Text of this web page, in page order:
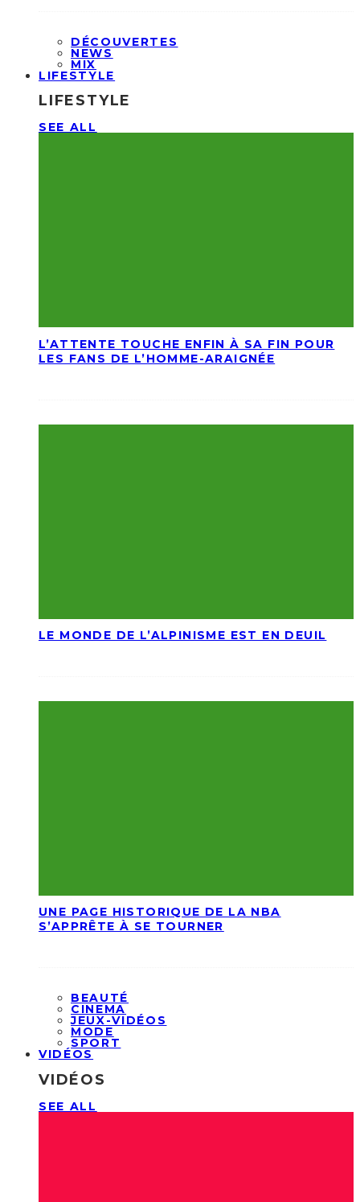
DÉCOUVERTES
NEWS
MIX
LIFESTYLE
LIFESTYLE
SEE ALL
L’ATTENTE TOUCHE ENFIN À SA FIN POUR
LES FANS DE L’HOMME-ARAIGNÉE
LE MONDE DE L’ALPINISME EST EN DEUIL
UNE PAGE HISTORIQUE DE LA NBA
S’APPRÊTE À SE TOURNER
BEAUTÉ
CINEMA
JEUX-VIDÉOS
MODE
SPORT
VIDÉOS
VIDÉOS
SEE ALL